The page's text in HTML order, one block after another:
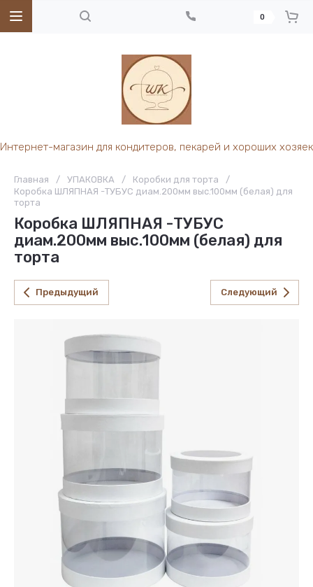
Интернет-магазин для кондитеров, пекарей и хороших хозяек
0
Главная / УПАКОВКА / Коробки для торта
/
Коробка ШЛЯПНАЯ -ТУБУС диам.200мм выс.100мм (белая) для
торта
Коробка ШЛЯПНАЯ -ТУБУС
диам.200мм выс.100мм (белая) для
торта
Предыдущий Следующий